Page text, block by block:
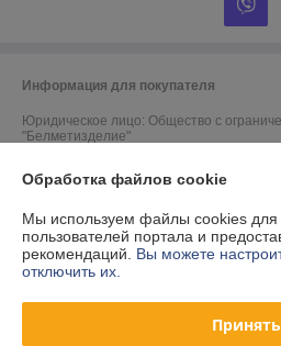
Информация для покупателя
Юридическое лицо: Общество с
"Белметизделие"
УНП: 100719905
Регистрационный орган: Минский
Дата регистрации компании: 31.08.2000
Обработка файлов cookie
Мы используем файлы cookies для
пользователей портала и
рекомендаций. Вы можете
отключить их.
Принять